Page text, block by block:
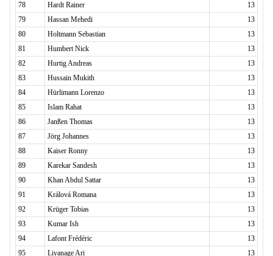
78
Hardt Rainer
13
79
Hassan Mehedi
13
80
Holtmann Sebastian
13
81
Humbert Nick
13
82
Hurtig Andreas
13
83
Hussain Mukith
13
84
Hürlimann Lorenzo
13
85
Islam Rahat
13
86
Janßen Thomas
13
87
Jörg Johannes
13
88
Kaiser Ronny
13
89
Karekar Sandesh
13
90
Khan Abdul Sattar
13
91
Králová Romana
13
92
Krüger Tobias
13
93
Kumar Ish
13
94
Lafont Frédéric
13
95
Liyanage Ari
13